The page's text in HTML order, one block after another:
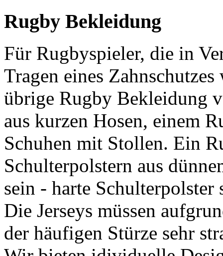
Rugby Bekleidung
Für Rugbyspieler, die in
Tragen eines
übrige Rugby Bekleidung
aus kurzen Hosen, einem
Schuhen mit Stollen. Ein
Schulterpolstern aus
sein - harte
Die Jerseys müssen
der häufigen Stürze sehr